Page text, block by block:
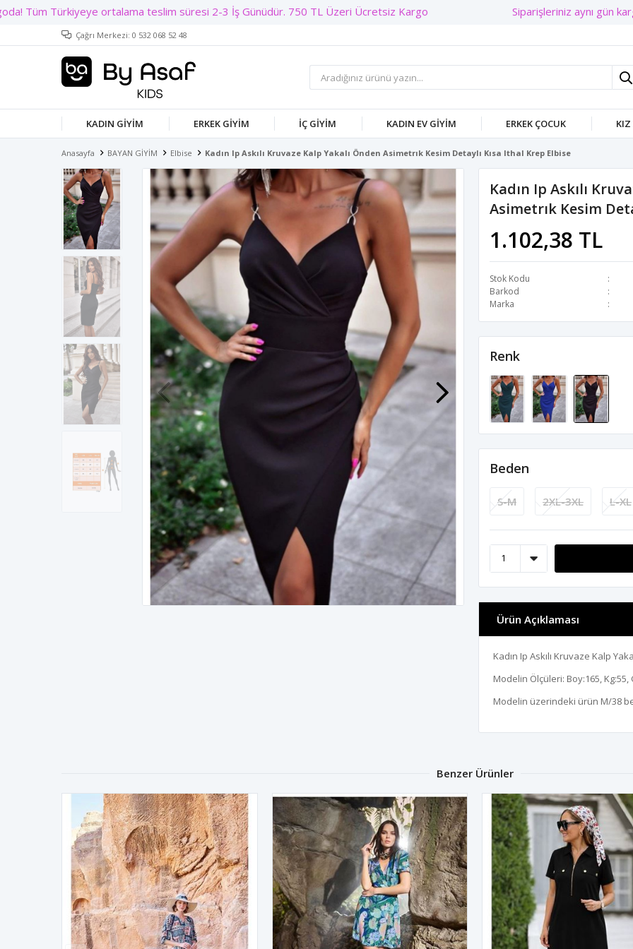
Siparişleriniz aynı gün
Çağrı Merkezi: 0 532 068 52 48
KADIN GIYIM ERKEK GIYIM İÇ GIYIM KADIN EV GIYIM ERKEK ÇOCUK KIZ
Anasayfa BAYAN GİYİM Elbise Kadın Ip Askılı Kruvaze Kalp Yakalı Önden Asimetrık Kesim Detaylı Kısa Ithal Krep Elbise
Kadın Ip Askılı
Asimetrık Kesim
1.102,38 TL
Stok Kodu
Barkod
Marka
Renk
Beden
S-M 2XL-3XL L-XL
Ürün Açıklaması
Kadın Ip Askılı Kruvaze Kalp
Modelin Ölçüleri: Boy:165, Kg:55,
Modelin üzerindeki ürün M/38
Benzer Ürünler